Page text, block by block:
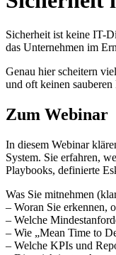
Sicherheit ist keine IT-
das Unternehmen im
Genau hier scheitern
und oft keinen
Zum Webinar
In diesem Webinar
System. Sie erfahren,
Playbooks, definierte
Was Sie mitnehmen
– Woran Sie erkennen,
– Welche
– Wie „Mean Time to
– Welche KPIs und